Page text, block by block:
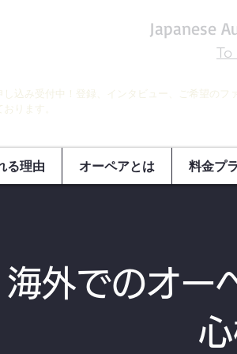
Japanese
To
し込み受付中！登録、インタビュー、ご希望のフ
ります。
る理由 オーペアとは 料金プ
海外でのオー